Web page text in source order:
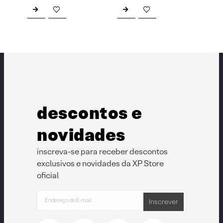
descontos e
novidades
inscreva-se para receber descontos
exclusivos e novidades da XP Store
oficial
Inscrever